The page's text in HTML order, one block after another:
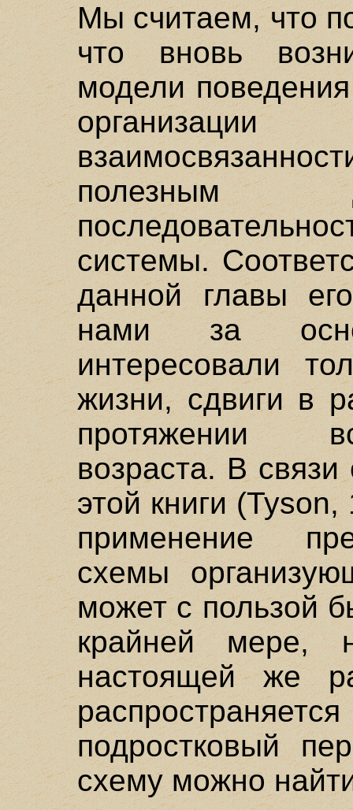
Мы считаем, что
что вновь
модели
полезным
системы.
данной главы
нами за
интересовали
жизни, сдвиги в
протяжении
возраста. В
этой книги
применение
схемы
может с пользой
крайней мере,
настоящей же
подростковый
схему можно